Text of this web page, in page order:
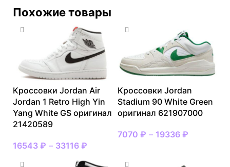
Похожие товары
Кроссовки Jordan Air
Jordan 1 Retro High Yin
Yang White GS оригинал
21420589
16543 ₽ – 33116 ₽
Кроссовки Jordan
Stadium 90 White Green
оригинал 621907000
7070 ₽ – 19336 ₽